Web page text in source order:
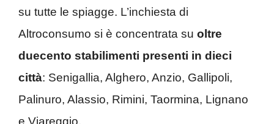
su tutte le spiagge. L’inchiesta di
Altroconsumo si è concentrata su oltre
duecento stabilimenti presenti in dieci
città: Senigallia, Alghero, Anzio, Gallipoli,
Palinuro, Alassio, Rimini, Taormina, Lignano
e Viareggio.